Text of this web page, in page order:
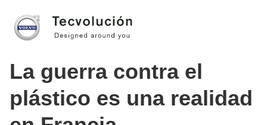
La guerra contra el
plástico es una realidad